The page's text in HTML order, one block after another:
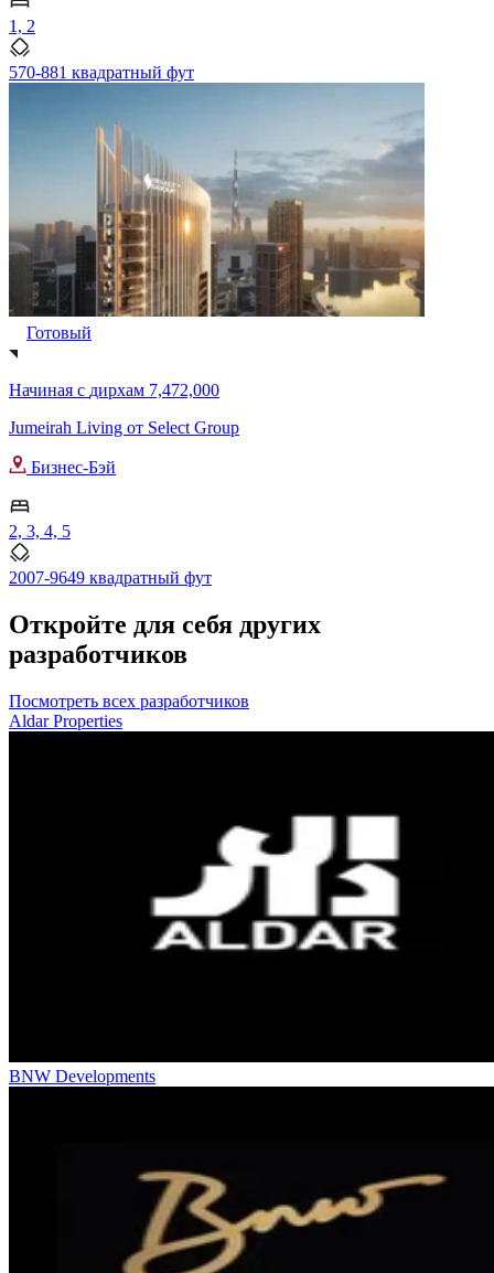
1, 2
570-881 квадратный фут
Готовый
Начиная с дирхам 7,472,000
Jumeirah Living от Select Group
Бизнес-Бэй
2, 3, 4, 5
2007-9649 квадратный фут
Откройте для себя других
разработчиков
Посмотреть всех разработчиков
Aldar Properties
BNW Developments